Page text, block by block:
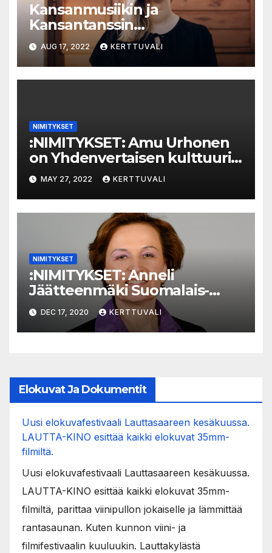
Kansanmusiikin ja
Kansantanssin
Edistämiskeskuksen (KEK)
henkilöstössä muutoksia:
Uusi toiminnanjohtaja
AUG 17, 2022 KERTTUVALI
NIMITYKSET
:NIMITYKSET: Amu Urhonen
on Yhdenvertaisen kulttuurin
puolesta ry:n uusi
puheenjohtaja
MAY 27, 2022 KERTTUVALI
NIMITYKSET
:NIMITYKSET: Anneli
Jäätteenmäki Suomalais-
ruotsalaisen
kulttuurirahaston uusi
puheenjohtaja
DEC 17, 2020 KERTTUVALI
Elokuvat Ja Dokumentit
Uusi elokuvafestivaali Lauttasaareen kesäkuussa.
LAUTTA-KINO esittää kaikki elokuvat 35mm-
filmiltä.
Uusi elokuvafestivaali Lauttasaareen kesäkuussa.
LAUTTA-KINO esittää kaikki elokuvat 35mm-
filmiltä, parittaa viinipullon jokaiselle ja lämmittää
rantasaunan. Kuten kunnon viini- ja
filmifestivaalin kuuluukin. Lauttakylästä